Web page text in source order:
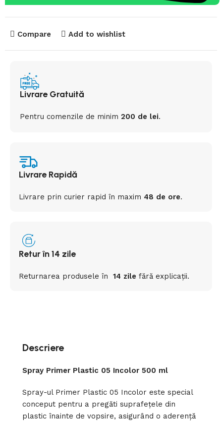
Compare Add to wishlist
Livrare Gratuită
Pentru comenzile de minim200 de lei.
Livrare Rapidă
Livrare prin curier rapidîn maxim 48 de ore.
Retur în 14 zile
Returnarea produseleîn 14 zile fără explicații.
Descriere
Spray Primer Plastic 05 Incolor 500 ml
Spray-ul Primer Plastic 05 Incolor este special
conceput pentru a pregăti suprafețele din
plastic înainte de vopsire, asigurând o aderență